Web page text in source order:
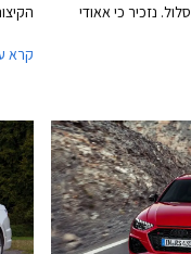
נזכיר כי אאודי
יחידת ההנעה
קג"מ, תיבת 8 הילוכים אוטומטית, ומערכת
של אאודי. המהירות
המרבית בדגמים אלה מוגבלת ל- 290 קמ"ש. אאודי
RS4 אוונט קומפטישן מאיצה מעמידה ל- 100 קמ"ש
שניות מהר יותר מהגרסה
קרא